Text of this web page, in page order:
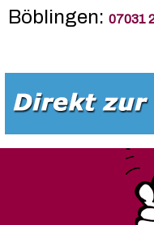
Böblingen: 07031